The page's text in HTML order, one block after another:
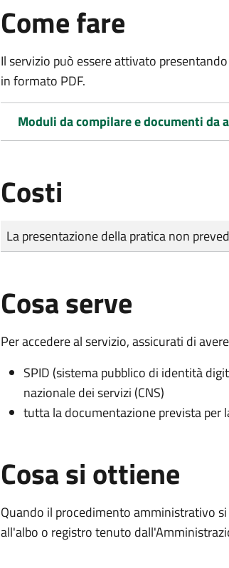
Come fare
Il servizio può essere attivato
in formato PDF.
Moduli da compilare e documenti da
Costi
Tipo di pagamento
Importo
La presentazione della pratica non
Cosa serve
Per accedere al servizio, assicurati di
SPID (sistema pubblico di identità
nazionale dei servizi (CNS)
tutta la documentazione prevista per
Cosa si ottiene
Quando il procedimento amministrativo
all'albo o registro tenuto